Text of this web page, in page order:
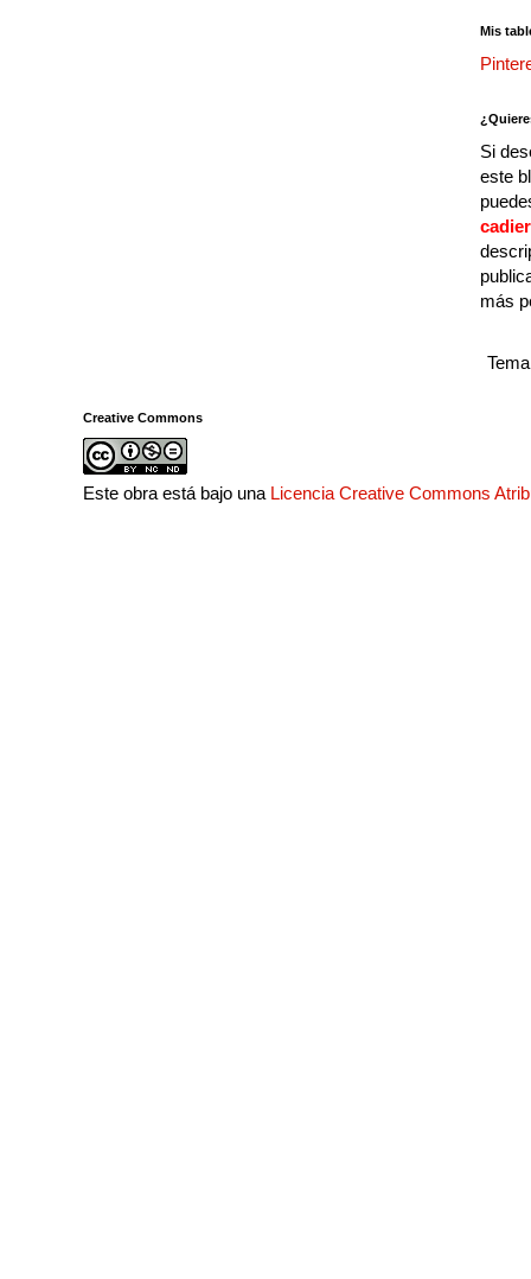
Mis
Si
este
más
Creative Commons
Este obra está bajo una Licencia Creative Commons